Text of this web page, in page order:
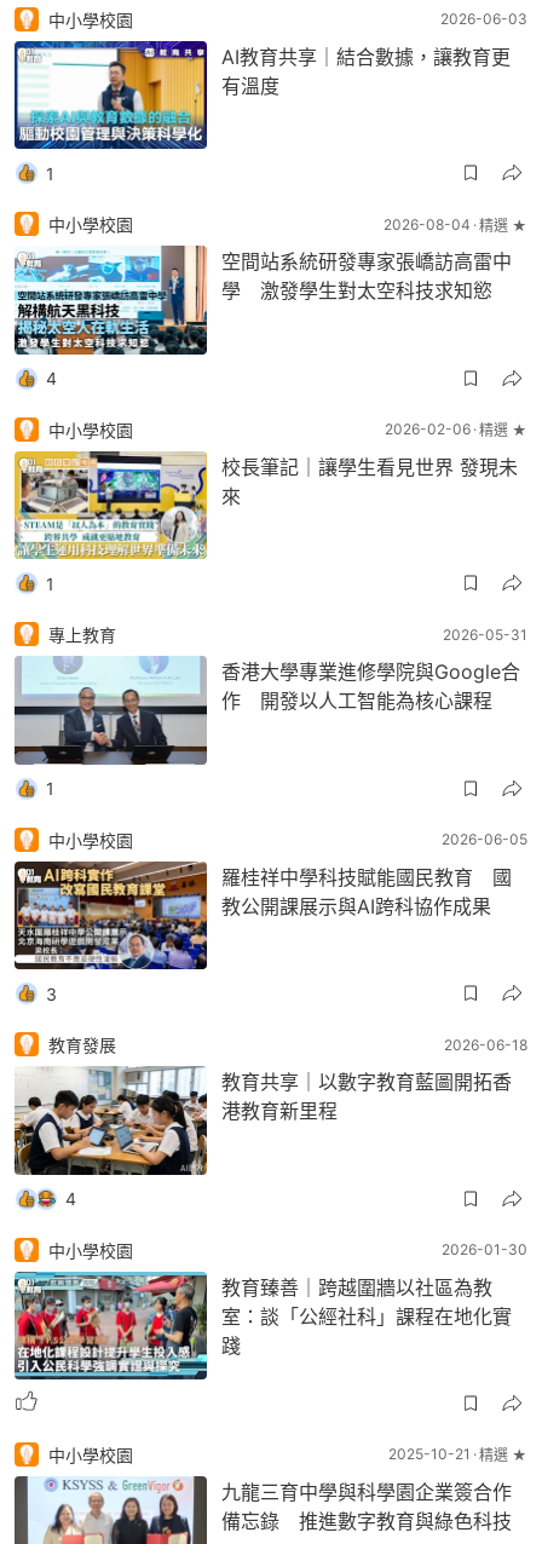
中小學校園 2026-06-03
AI教育共享｜結合數據，讓教育更
有溫度
1
中小學校園 2026-08-04 精選 ★
空間站系統研發專家張嶠訪高雷中
學 激發學生對太空科技求知慾
4
中小學校園 2026-02-06 精選 ★
校長筆記｜讓學生看見世界 發現未
來
1
專上教育 2026-05-31
香港大學專業進修學院與Google合
作 開發以人工智能為核心課程
1
中小學校園 2026-06-05
羅桂祥中學科技賦能國民教育 國
教公開課展示與AI跨科協作成果
3
教育發展 2026-06-18
教育共享｜以數字教育藍圖開拓香
港教育新里程
4
中小學校園 2026-01-30
教育臻善｜跨越圍牆以社區為教
室：談「公經社科」課程在地化實
踐
中小學校園 2025-10-21 精選 ★
九龍三育中學與科學園企業簽合作
備忘錄 推進數字教育與綠色科技